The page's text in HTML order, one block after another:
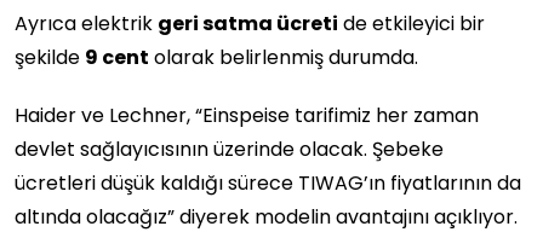
Ayrıca elektrik geri satma ücreti de etkileyici bir
şekilde 9 cent olarak belirlenmiş durumda.
Haider ve Lechner, “Einspeise tarifimiz her zaman
devlet sağlayıcısının üzerinde olacak. Şebeke
ücretleri düşük kaldığı sürece TIWAG’ın fiyatlarının da
altında olacağız” diyerek modelin avantajını açıklıyor.